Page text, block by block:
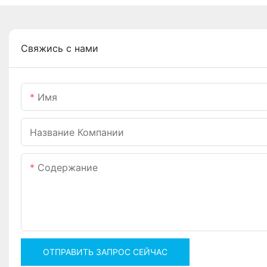
Свяжись с нами
Имя
Название Компании
Содержание
ОТПРАВИТЬ ЗАПРОС СЕЙЧАС